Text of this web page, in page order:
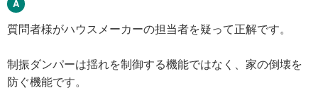
質問者様がハウスメーカーの担当者を疑って正解です。
制振ダンパーは揺れを制御する機能ではなく、家の倒壊を
防ぐ機能です。